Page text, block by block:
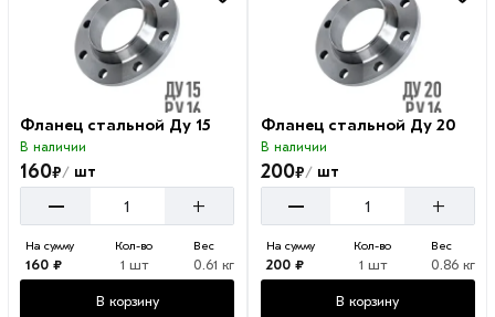
Фланец стальной Ду 15
В наличии
160₽/ шт
– +
На сумму
160 ₽
Кол-во
1 шт
Вес
0.61 кг
В корзину
Фланец стальной Ду 20
В наличии
200₽/шт
– +
На сумму
200 ₽
Кол-во
1 шт
Вес
0.86 кг
В корзину